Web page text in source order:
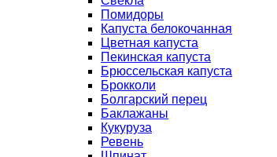
Помидоры
Капуста белокочанная
Цветная капуста
Пекинская капуста
Брюссельская капуста
Брокколи
Болгарский перец
Баклажаны
Кукуруза
Ревень